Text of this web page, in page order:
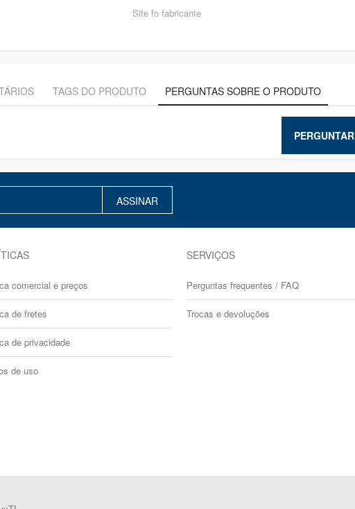
Site fo fabricante
TAGS DO PRODUTO PERGUNTAS SOBRE O PRODUTO
PERGUNTAR
ASSINAR
comercial e preços
de fretes
de privacidade
de uso
SERVIÇOS
Perguntas frequentes / FAQ
Trocas e devoluções